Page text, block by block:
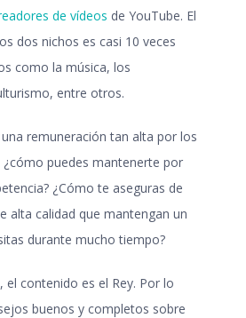
de vídeos de YouTube. El
dos nichos es casi 10 veces
como la música, los
entre otros.
remuneración tan alta por los
puedes mantenerte por
¿Cómo te aseguras de
alta calidad que mantengan un
durante mucho tiempo?
el contenido es el Rey. Por lo
buenos y completos sobre